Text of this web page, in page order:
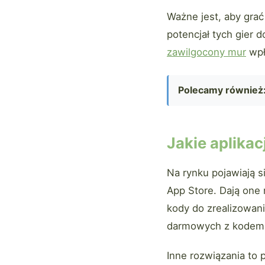
Ważne jest, aby
potencjał tych gier
zawilgocony mur
Polecamy
Jakie
Na rynku pojawiają
App Store. Dają
kody do
darmowych z
Inne rozwiązania to